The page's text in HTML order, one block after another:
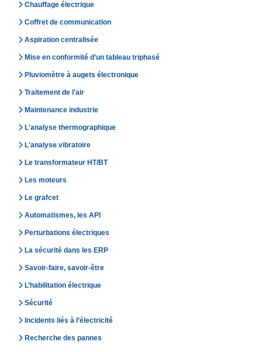
Chauffage électrique
Coffret de communication
Aspiration centralisée
Mise en conformité d’un tableau triphasé
Pluviomètre à augets électronique
Traitement de l'air
Maintenance industrie
L'analyse thermographique
L'analyse vibratoire
Le transformateur HT/BT
Les moteurs
Le grafcet
Automatismes, les API
Perturbations électriques
La sécurité dans les ERP
Savoir-faire, savoir-être
L’habilitation électrique
Sécurité
Incidents liés à l’électricité
Recherche des pannes